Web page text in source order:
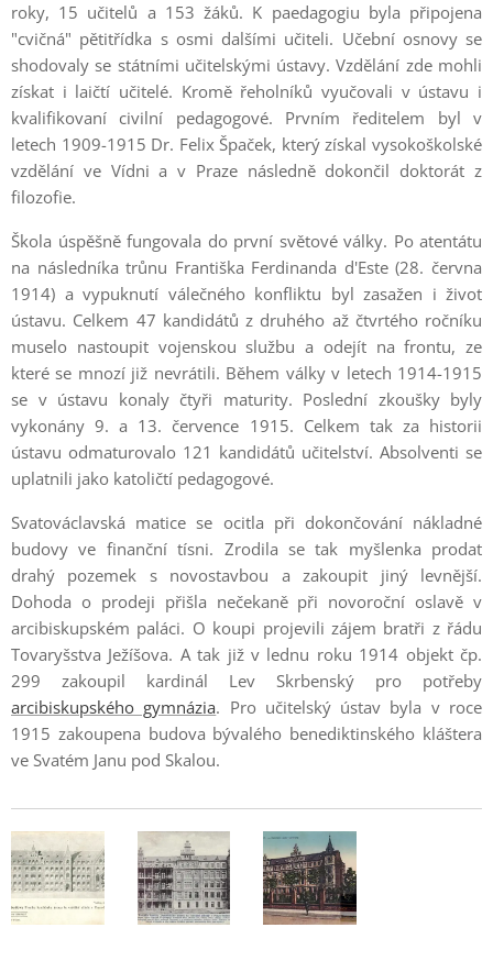
roky, 15 učitelů a 153 žáků. K paedagogiu byla připojena
"cvičná" pětitřídka s osmi dalšími učiteli. Učební osnovy se
shodovaly se státními učitelskými ústavy. Vzdělání zde mohli
získat i laičtí učitelé. Kromě řeholníků vyučovali v ústavu i
kvalifikovaní civilní pedagogové. Prvním ředitelem byl v
letech 1909-1915 Dr. Felix Špaček, který získal vysokoškolské
vzdělání ve Vídni a v Praze následně dokončil doktorát z
filozofie.
Škola úspěšně fungovala do první světové války. Po atentátu
na následníka trůnu Františka Ferdinanda d'Este (28. června
1914) a vypuknutí válečného konfliktu byl zasažen i život
ústavu. Celkem 47 kandidátů z druhého až čtvrtého ročníku
muselo nastoupit vojenskou službu a odejít na frontu, ze
které se mnozí již nevrátili. Během války v letech 1914-1915
se v ústavu konaly čtyři maturity. Poslední zkoušky byly
vykonány 9. a 13. července 1915. Celkem tak za historii
ústavu odmaturovalo 121 kandidátů učitelství. Absolventi se
uplatnili jako katoličtí pedagogové.
Svatováclavská matice se ocitla při dokončování nákladné
budovy ve finanční tísni. Zrodila se tak myšlenka prodat
drahý pozemek s novostavbou a zakoupit jiný levnější.
Dohoda o prodeji přišla nečekaně při novoroční oslavě v
arcibiskupském paláci. O koupi projevili zájem bratři z řádu
Tovaryšstva Ježíšova. A tak již v lednu roku 1914 objekt čp.
299 zakoupil kardinál Lev Skrbenský pro potřeby
arcibiskupského gymnázia. Pro učitelský ústav byla v roce
1915 zakoupena budova bývalého benediktinského kláštera
ve Svatém Janu pod Skalou.